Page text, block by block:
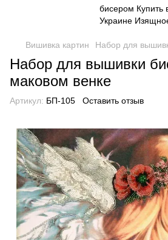
Вишивка картин Набор для
Набор для вышивки
маковом венке
Артикул: БП-105 Оставить отзыв